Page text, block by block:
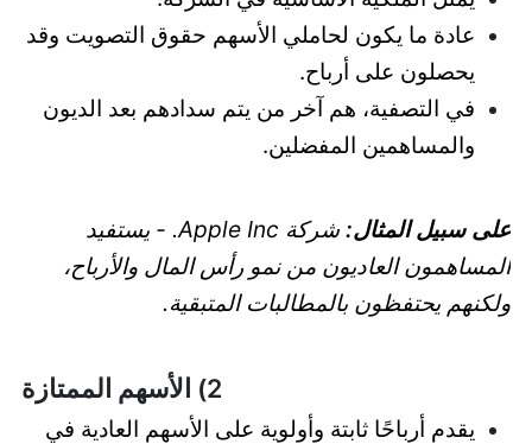
عادة ما يكون لحاملي الأسهم حقوق التصويت وقد
يحصلون على أرباح.
في التصفية، هم آخر من يتم سدادهم بعد الديون
والمساهمين المفضلين.
على سبيل المثال:
شركة Apple Inc. - يستفيد
المساهمون العاديون من نمو رأس المال والأرباح،
ولكنهم يحتفظون بالمطالبات المتبقية.
2) الأسهم الممتازة
يقدم أرباحًا ثابتة وأولوية على الأسهم العادية في